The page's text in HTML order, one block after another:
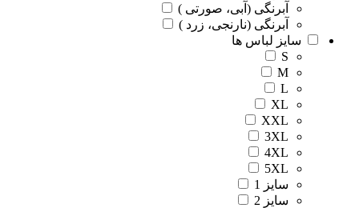
آبرنگی (آبی، صورتی )
آبرنگی (نارنجی، زرد )
سایز لباس ها
S
M
L
XL
XXL
3XL
4XL
5XL
سایز 1
سایز 2